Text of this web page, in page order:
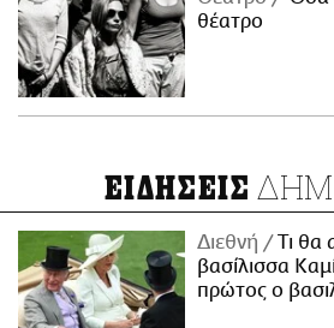
θέατρο
ΕΙΔΗΣΕΙΣ
Διεθνή
Τι θα
βασίλισσα
πρώτος ο